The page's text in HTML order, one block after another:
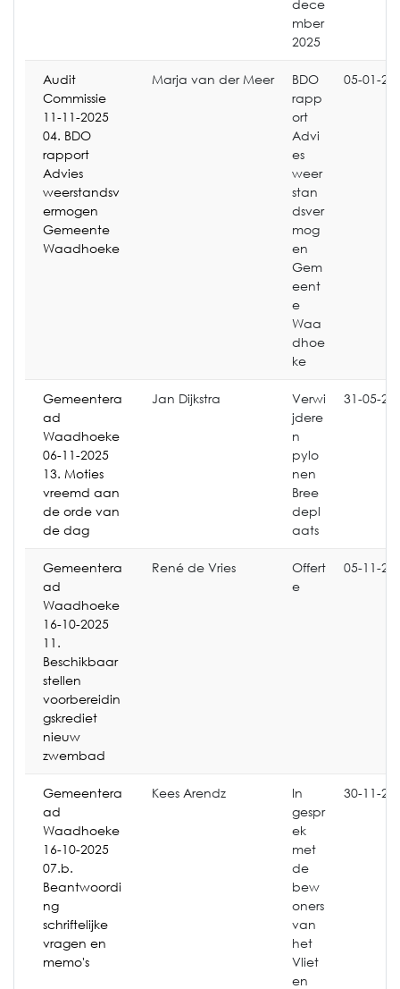
dece
mber
2025
Audit
Commissie
11-11-2025
04. BDO
rapport
Advies
weerstandsv
ermogen
Gemeente
Waadhoeke
Marja van der Meer
BDO
rapp
ort
Advi
es
weer
stan
dsver
mog
en
Gem
eent
e
Waa
dhoe
ke
05-01-
Gemeentera
ad
Waadhoeke
06-11-2025
13. Moties
vreemd aan
de orde van
de dag
Jan Dijkstra
Verwi
jdere
n
pylo
nen
Bree
depl
aats
31-05-
Gemeentera
ad
Waadhoeke
16-10-2025
11.
Beschikbaar
stellen
voorbereidin
gskrediet
nieuw
zwembad
René de Vries
Offert
e
05-11-
Gemeentera
ad
Waadhoeke
16-10-2025
07.b.
Beantwoordi
ng
schriftelijke
vragen en
memo's
Kees Arendz
In
gespr
ek
met
de
bew
oners
van
het
Vliet
en
30-11-